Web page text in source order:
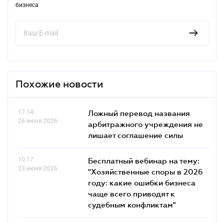
бизнеса
Похожие новости
17.14
26 июня 2026
Ложный перевод названия
арбитражного учреждения не
лишает соглашение силы
10.17
23 июня 2026
Бесплатный вебинар на тему:
"Хозяйственные споры в 2026
году: какие ошибки бизнеса
чаще всего приводят к
судебным конфликтам"